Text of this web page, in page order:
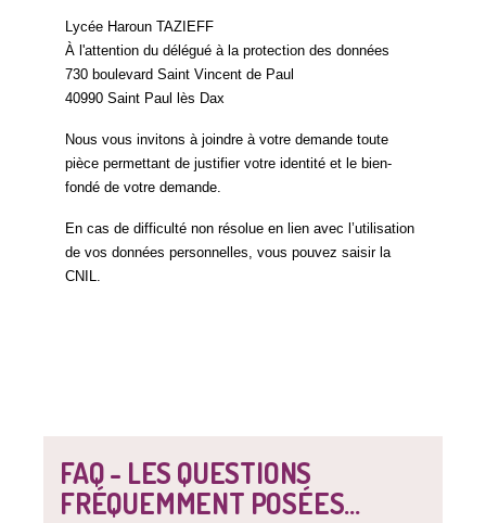
FAQ - LES QUESTIONS
FRÉQUEMMENT POSÉES...
Lycée Haroun TAZIEFF
À l'attention du délégué à la protection des données
730 boulevard Saint Vincent de Paul
40990 Saint Paul lès Dax
Nous vous invitons à joindre à votre demande toute
pièce permettant de justifier votre identité et le bien-
fondé de votre demande.
En cas de difficulté non résolue en lien avec l’utilisation
de vos données personnelles, vous pouvez saisir la
CNIL.